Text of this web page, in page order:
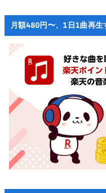
月額480円〜、1日1曲再生